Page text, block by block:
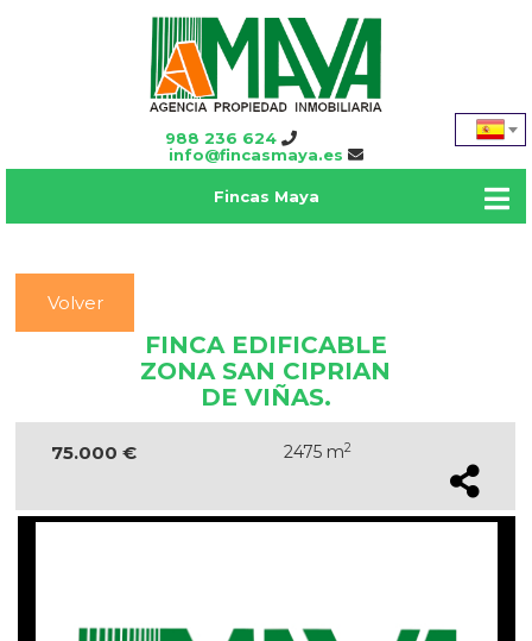
988 236 624
info@fincasmaya.es
Fincas Maya
Volver
FINCA EDIFICABLE
ZONA SAN CIPRIAN
DE VIÑAS.
75.000 € 2475 m2